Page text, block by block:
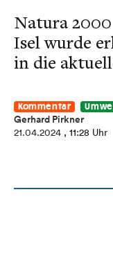
Natura
Isel wurde
in die
Kommentar
Gerhard Pirkner
21.04.2024 , 11:28 Uhr